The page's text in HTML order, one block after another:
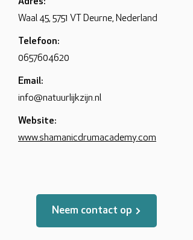
Waal 45, 5751 VT Deurne, Nederland
Telefoon:
0657604620
Email:
info@natuurlijkzijn.nl
Website:
www.shamanicdrumacademy.com
Neem contact op